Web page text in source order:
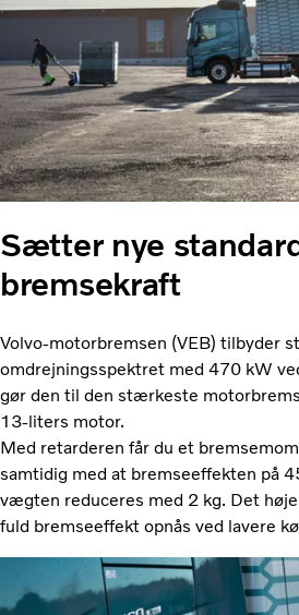
Sætter nye
bremsekraft
Volvo-motorbremsen (VEB) tilbyder
omdrejningsspektret med 470 kW
gør den til den stærkeste
13-liters motor.
Med retarderen får du et
samtidig med at bremseeffekten på
vægten reduceres med 2 kg. Det
fuld bremseeffekt opnås ved lavere